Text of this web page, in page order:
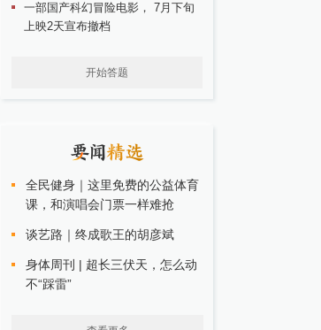
一部国产科幻冒险电影， 7月下旬
上映2天宣布撤档
开始答题
全民健身｜这里免费的公益体育
课，和演唱会门票一样难抢
谈艺路｜终成歌王的胡彦斌
身体周刊 | 超长三伏天，怎么动
不“踩雷”